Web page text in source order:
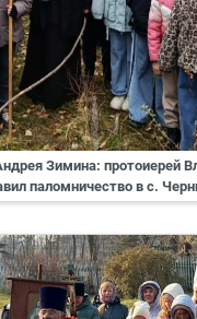
Зимина: протоиерей
паломничество в с.